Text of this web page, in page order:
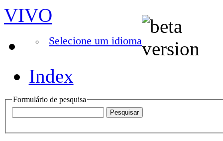
VIVO
Selecione um idioma
Index
Formulário de pesquisa